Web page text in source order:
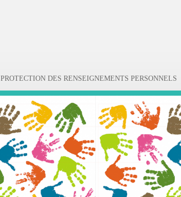
PROTECTION DES RENSEIGNEMENTS PERSONNELS